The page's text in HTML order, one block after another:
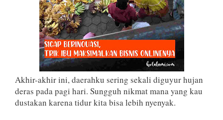
Akhir-akhir ini, daerahku sering sekali diguyur hujan
deras pada pagi hari. Sungguh nikmat mana yang kau
dustakan karena tidur kita bisa lebih nyenyak.